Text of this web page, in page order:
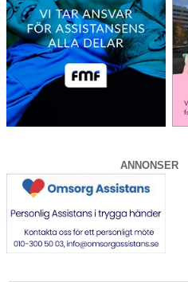
ANNONSER